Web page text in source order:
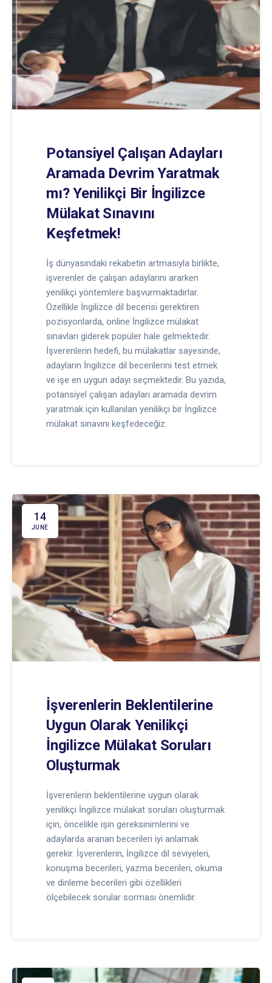
Potansiyel Çalışan Adayları
Aramada Devrim Yaratmak
mı? Yenilikçi Bir İngilizce
Mülakat Sınavını
Keşfetmek!
İş dünyasındaki rekabetin artmasıyla birlikte,
işverenler de çalışan adaylarını ararken
yenilikçi yöntemlere başvurmaktadırlar.
Özellikle İngilizce dil becerisi gerektiren
pozisyonlarda, online İngilizce mülakat
sınavları giderek popüler hale gelmektedir.
İşverenlerin hedefi, bu mülakatlar sayesinde,
adayların İngilizce dil becerilerini test etmek
ve işe en uygun adayı seçmektedir. Bu yazıda,
potansiyel çalışan adayları aramada devrim
yaratmak için kullanılan yenilikçi bir İngilizce
mülakat sınavını keşfedeceğiz.
14
JUNE
İşverenlerin Beklentilerine
Uygun Olarak Yenilikçi
İngilizce Mülakat Soruları
Oluşturmak
İşverenlerin beklentilerine uygun olarak
yenilikçi İngilizce mülakat soruları oluşturmak
için, öncelikle işin gereksinimlerini ve
adaylarda aranan becerileri iyi anlamak
gerekir. İşverenlerin, İngilizce dil seviyeleri,
konuşma becerileri, yazma becerileri, okuma
ve dinleme becerileri gibi özellikleri
ölçebilecek sorular sorması önemlidir.